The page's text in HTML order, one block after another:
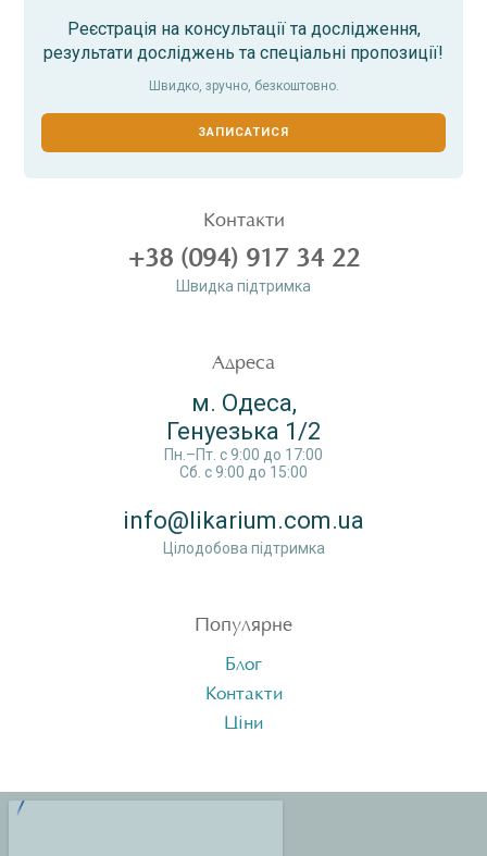
Реєстрація на консультації та дослідження,
результати досліджень та спеціальні пропозиції!
Швидко, зручно, безкоштовно.
ЗАПИСАТИСЯ
Контакти
+38 (094) 917 34 22
Швидка пiдтримка
Адреса
м. Одеса,
Генуезька 1/2
Пн.–Пт. c 9:00 до 17:00
Сб. c 9:00 до 15:00
info@likarium.com.ua
Цілодобова підтримка
Популярне
Блог
Контакти
Ціни